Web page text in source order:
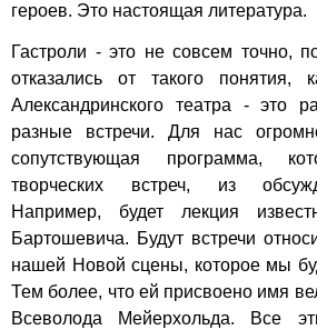
героев. Это настоящая литература.
Гастроли - это не совсем точно,
отказались от такого понятия,
Александринского театра - это
разные встречи. Для нас
сопутствующая программа,
творческих встреч, из
Например, будет лекция
Бартошевича. Будут встречи
нашей Новой сцены, которое мы
Тем более, что ей присвоено имя
Всеволода Мейерхольда. Все